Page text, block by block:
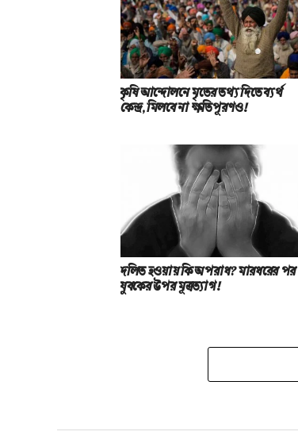
কৃষি আন্দোলনে মৃতের তথ‌্য দিতে ব্যর্থ
কেন্দ্র, মিলবে না ক্ষতিপূরণও!
দলিত হওয়ায় কি অপরাধ? মারধরের পর
যুবকের উপর মূত্রত্যাগ!